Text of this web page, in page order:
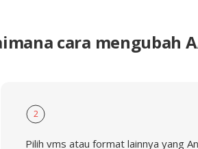
cara mengubah
2
Pilih vms atau format lainnya yang